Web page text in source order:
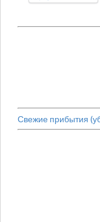
Свежие прибытия